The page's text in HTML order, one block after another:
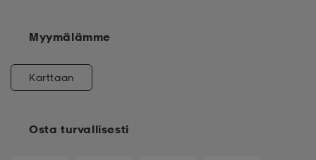
Osta turvallisesti
Myymälämme
Karttaan